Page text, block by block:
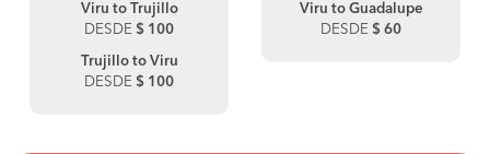
Viru to Trujillo
DESDE $ 100
Trujillo to Viru
DESDE $ 100
Viru to Guadalupe
DESDE $ 60